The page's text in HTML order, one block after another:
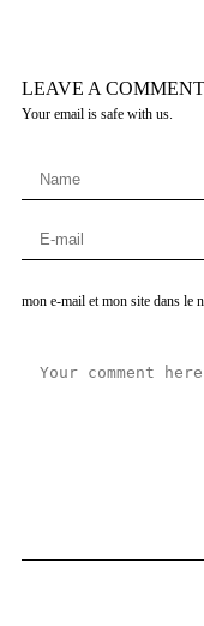
LEAVE A COMMENT
Your email is safe with us.
mon e-mail et mon site dans le